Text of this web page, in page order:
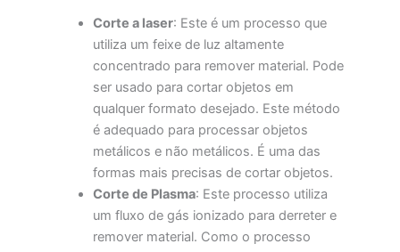
Corte a laser: Este é um processo que
utiliza um feixe de luz altamente
concentrado para remover material. Pode
ser usado para cortar objetos em
qualquer formato desejado. Este método
é adequado para processar objetos
metálicos e não metálicos. É uma das
formas mais precisas de cortar objetos.
Corte de Plasma: Este processo utiliza
um fluxo de gás ionizado para derreter e
remover material. Como o processo